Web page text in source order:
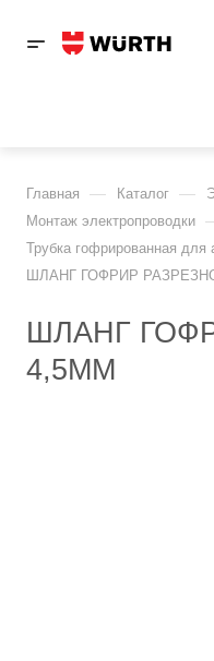
Главная — Каталог —
Монтаж электропроводки
Трубка гофрированная для
ШЛАНГ ГОФРИР
ШЛАНГ
4,5ММ